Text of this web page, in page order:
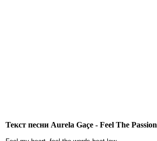
Текст песни Aurela Gaçe - Feel The Passion